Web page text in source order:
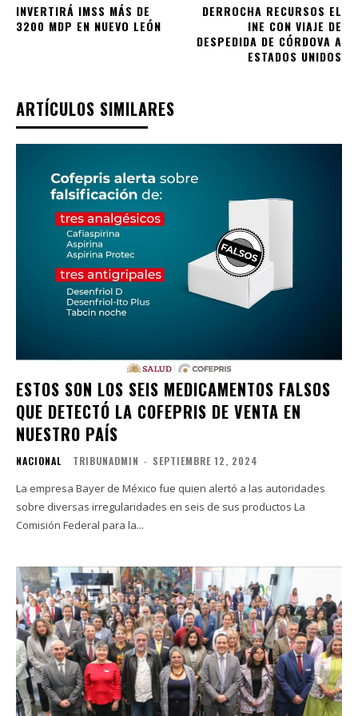
INVERTIRÁ IMSS MÁS DE
3200 MDP EN NUEVO LEÓN
DERROCHA RECURSOS EL
INE CON VIAJE DE
DESPEDIDA DE CÓRDOVA A
ESTADOS UNIDOS
ARTÍCULOS SIMILARES
ESTOS SON LOS SEIS MEDICAMENTOS FALSOS
QUE DETECTÓ LA COFEPRIS DE VENTA EN
NUESTRO PAÍS
NACIONAL TRIBUNADMIN - SEPTIEMBRE 12, 2024
La empresa Bayer de México fue quien alertó a las autoridades
sobre diversas irregularidades en seis de sus productos La
Comisión Federal para la...